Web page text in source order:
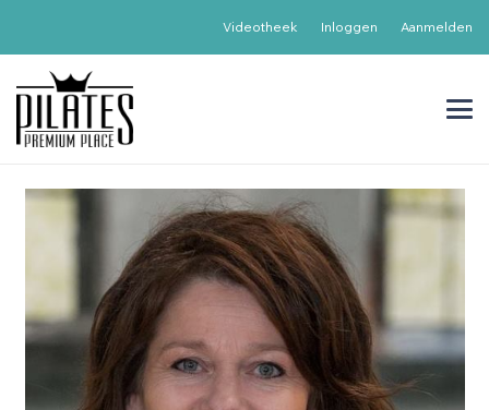
Videotheek Inloggen Aanmelden